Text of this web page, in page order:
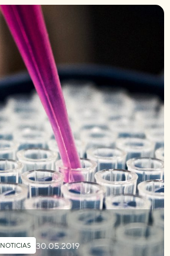
NOTICIAS 30.05.2019